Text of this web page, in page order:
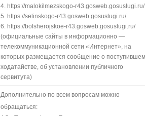
4. https://malokilmezskogo-r43.gosweb.gosuslugi.ru/
5. https://selinskogo-r43.gosweb.gosuslugi.ru/
6. https://bolsherojskoe-r43.gosweb.gosuslugi.ru/
(официальные сайты в информационно —
телекоммуникационной сети «Интернет», на
которых размещается сообщение о
ходатайстве, об установлении публичного
сервитута)
Дополнительно по всем вопросам можно
обращаться: